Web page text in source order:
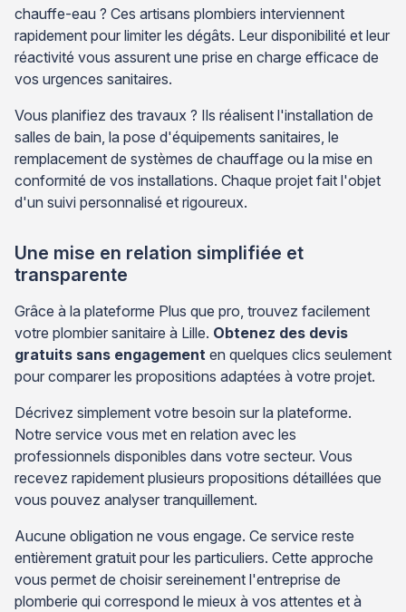
chauffe-eau ? Ces artisans plombiers interviennent
rapidement pour limiter les dégâts. Leur disponibilité et leur
réactivité vous assurent une prise en charge efficace de
vos urgences sanitaires.
Vous planifiez des travaux ? Ils réalisent l'installation de
salles de bain, la pose d'équipements sanitaires, le
remplacement de systèmes de chauffage ou la mise en
conformité de vos installations. Chaque projet fait l'objet
d'un suivi personnalisé et rigoureux.
Une mise en relation simplifiée et
transparente
Grâce à la plateforme Plus que pro, trouvez facilement
votre plombier sanitaire à Lille. Obtenez des devis
gratuits sans engagement en quelques clics seulement
pour comparer les propositions adaptées à votre projet.
Décrivez simplement votre besoin sur la plateforme.
Notre service vous met en relation avec les
professionnels disponibles dans votre secteur. Vous
recevez rapidement plusieurs propositions détaillées que
vous pouvez analyser tranquillement.
Aucune obligation ne vous engage. Ce service reste
entièrement gratuit pour les particuliers. Cette approche
vous permet de choisir sereinement l'entreprise de
plomberie qui correspond le mieux à vos attentes et à